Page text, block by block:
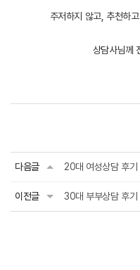
주저하지 않고, 추천하
상담사님께
다음글 20대 여성상담 후기
이전글 30대 부부상담 후기